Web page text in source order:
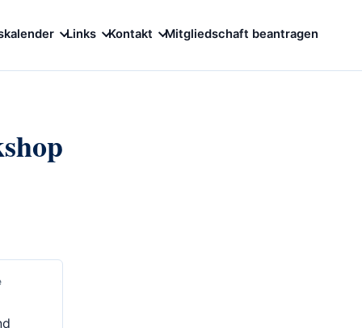
Links Kontakt Mitgliedschaft beantragen